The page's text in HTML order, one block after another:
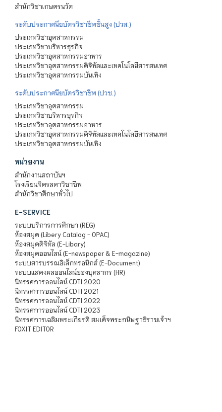
สำนักวิชาเกษตรนวัต
ระดับประกาศนียบัตรวิชาชีพชั้นสูง (ปวส.)
ประเภทวิชาอุตสาหกรรม
ประเภทวิชาบริหารธุรกิจ
ประเภทวิชาอุตสาหกรรมอาหาร
ประเภทวิชาอุตสาหกรรมดิจิทัลและเทคโนโลยีสารสนเทศ
ประเภทวิชาอุตสาหกรรมบันเทิง
ระดับประกาศนียบัตรวิชาชีพ (ปวช.)
ประเภทวิชาอุตสาหกรรม
ประเภทวิชาบริหารธุรกิจ
ประเภทวิชาอุตสาหกรรมอาหาร
ประเภทวิชาอุตสาหกรรมดิจิทัลและเทคโนโลยีสารสนเทศ
ประเภทวิชาอุตสาหกรรมบันเทิง
หน่วยงาน
สำนักงานสถาบันฯ
โรงเรียนจิตรลดาวิชาชีพ
สำนักวิชาศึกษาทั่วไป
E-SERVICE
ระบบบริการการศึกษา (REG)
ห้องสมุด (Libery Catalog - OPAC)
ห้องสมุดดิจิทัล (E-Libary)
ห้องสมุดออนไลน์ (E-newspaper & E-magazine)
ระบบสารบรรณอิเล็กทรอนิกส์ (E-Document)
ระบบแสดงผลออนไลน์ของบุคลากร (HR)
นิทรรศการออนไลน์ CDTI 2020
นิทรรศการออนไลน์ CDTI 2021
นิทรรศการออนไลน์ CDTI 2022
นิทรรศการออนไลน์ CDTI 2023
นิทรรศการเฉลิมพระเกียรติ สมเด็จพระกนิษฐาธิราชเจ้าฯ
FOXIT EDITOR